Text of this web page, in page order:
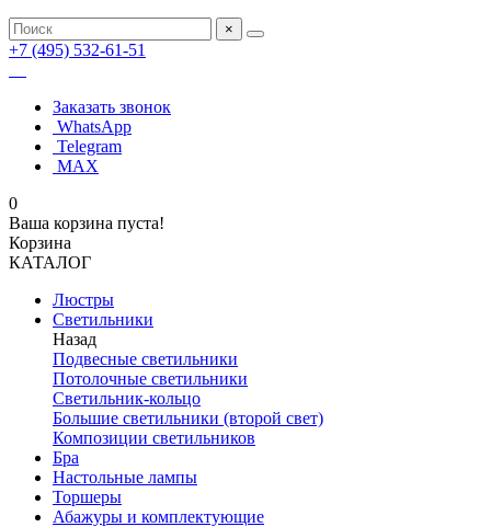
×
+7 (495) 532-61-51
Заказать звонок
WhatsApp
Telegram
MAX
0
Ваша корзина пуста!
Корзина
КАТАЛОГ
Люстры
Светильники
Назад
Подвесные светильники
Потолочные светильники
Светильник-кольцо
Большие светильники (второй свет)
Композиции светильников
Бра
Настольные лампы
Торшеры
Абажуры и комплектующие